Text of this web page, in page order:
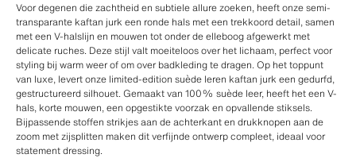
Voor degenen die zachtheid en subtiele allure zoeken, heeft onze semi-
transparante kaftan jurk een ronde hals met een trekkoord detail, samen
met een V-halslijn en mouwen tot onder de elleboog afgewerkt met
delicate ruches. Deze stijl valt moeiteloos over het lichaam, perfect voor
styling bij warm weer of om over badkleding te dragen. Op het toppunt
van luxe, levert onze limited-edition suède leren kaftan jurk een gedurfd,
gestructureerd silhouet. Gemaakt van 100% suède leer, heeft het een V-
hals, korte mouwen, een opgestikte voorzak en opvallende stiksels.
Bijpassende stoffen strikjes aan de achterkant en drukknopen aan de
zoom met zijsplitten maken dit verfijnde ontwerp compleet, ideaal voor
statement dressing.